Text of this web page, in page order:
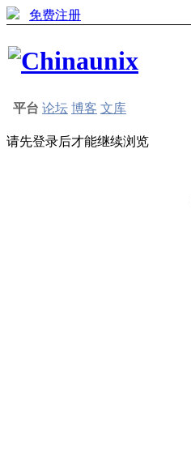
免费注册
平台 论坛 博客 文库
请先登录后才能继续浏览